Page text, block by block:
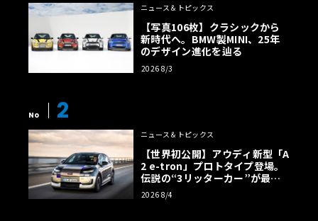
ニュース＆トピックス
【写真106枚】クラシックから
新時代へ。BMW製MINI、25年
のデザイン進化を辿る
2026 8/3
No 2
ニュース＆トピックス
【世界初公開】アウディ新型「A
2 e-tron」プロトタイプ登場。
伝説の“3リッターカー”が最高
効率エントリーBEVとして復活
【画像38枚】
2026 8/4